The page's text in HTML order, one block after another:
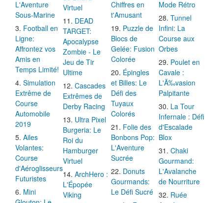
L'Aventure
Sous-Marine
Football en
Ligne:
Affrontez vos
Amis en
Temps Limité!
Simulation
Extrême de
Course
Automobile
2019
Ailes
Volantes:
Course
d'Aéroglisseurs
Futuristes
Mini
Virtuel
DEAD
TARGET:
Apocalypse
Zombie - Le
Jeu de Tir
Ultime
Cascades
Extrêmes de
Derby Racing
Ultra Pixel
Burgeria: Le
Roi du
Hamburger
Virtuel
ArchHero :
L'Épopée
Viking
Chiffres en
t'Amusant
Puzzle de
Blocs de
Gelée: Fusion
Colorée
Épingles
et Billes: Le
Défi des
Tuyaux
Colorés
Folie des
Bonbons Pop:
L'Aventure
Sucrée
Donuts
Gourmands:
Le Défi Sucré
Mode Rétro
Tunnel
Infini: La
Course aux
Orbes
Poulet en
Cavale :
L'Ã‰vasion
Palpitante
La Tour
Infernale : Défi
d'Escalade
Blox
Chaki
Gourmand:
L'Avalanche
de Nourriture
Ruée